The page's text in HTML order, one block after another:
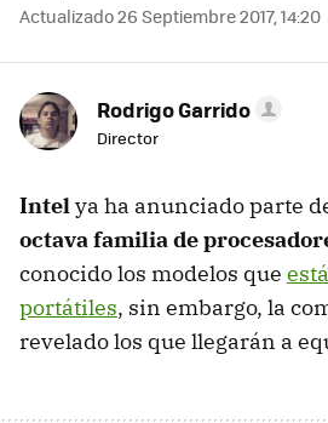
Actualizado 26 Septiembre 2017, 14:20
Rodrigo Garrido
Director
Intelya ha anunciado parte
octava familia de
conocido los modelos que
portátiles, sin embargo, la
revelado los que llegarán a